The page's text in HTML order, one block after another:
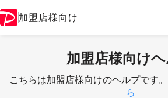
加盟店様向け
加盟店様向け
こちらは加盟店様向けのヘルプです
ら